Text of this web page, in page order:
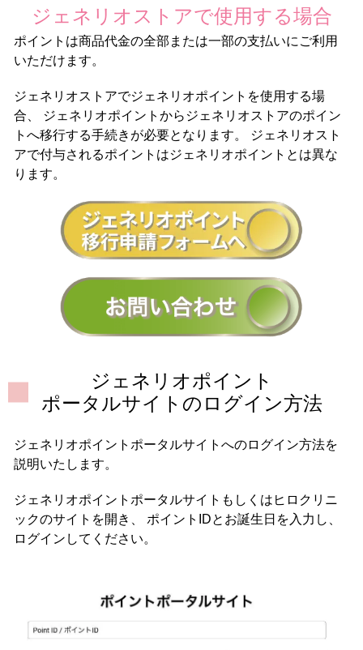
ジェネリオストアで使用する場合
ポイントは商品代金の全部または一部の支払いにご利用
いただけます。
ジェネリオストアでジェネリオポイントを使用する場
合、
ジェネリオポイントからジェネリオストアのポイン
トへ移行する手続きが必要となります。
ジェネリオスト
アで付与されるポイントはジェネリオポイントとは異な
ります。
ジェネリオポイント
ポータルサイトの ログイン方法
ジェネリオポイントポータルサイトへのログイン方法を
説明いたします。
ジェネリオポイントポータルサイトもしくはヒロクリニ
ックのサイトを開き、
ポイントIDとお誕生日を入力し、
ログインしてください。